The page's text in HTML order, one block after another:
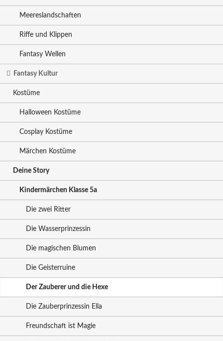
Meereslandschaften
Riffe und Klippen
Fantasy Wellen
Fantasy Kultur
Kostüme
Halloween Kostüme
Cosplay Kostüme
Märchen Kostüme
Deine Story
Kindermärchen Klasse 5a
Die zwei Ritter
Die Wasserprinzessin
Die magischen Blumen
Die Geisterruine
Der Zauberer und die Hexe
Die Zauberprinzessin Ella
Freundschaft ist Magie